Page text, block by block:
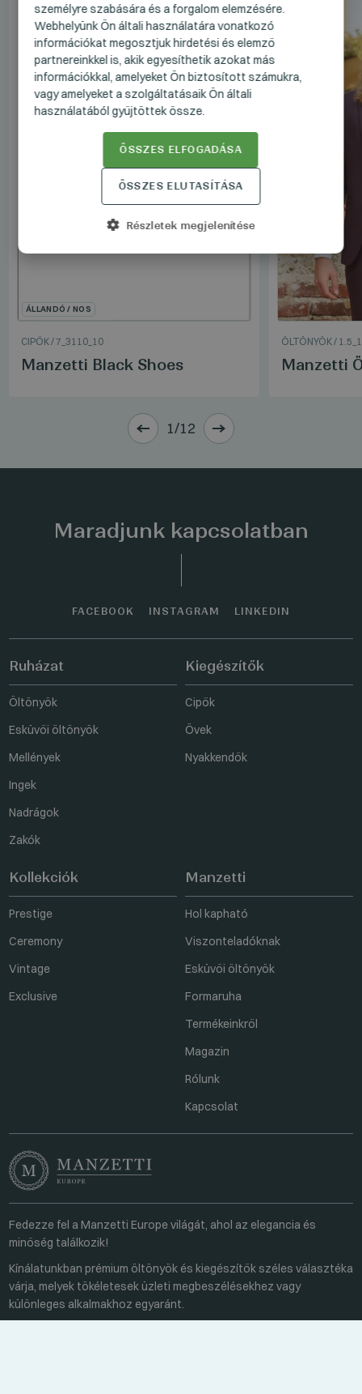
ÁLLANDÓ / NOS
CIPŐK/7_3110_10
Manzetti Black Shoes
ÖLTÖNYÖK/
Manzetti
1/12
Maradjunk kapcsolatban
FACEBOOK INSTAGRAM LINKEDIN
Ruházat
Öltönyök
Esküvői öltönyök
Mellények
Ingek
Nadrágok
Zakók
Kiegészítők
Cipők
Övek
Nyakkendők
Kollekciók
Prestige
Ceremony
Vintage
Exclusive
Manzetti
Hol kapható
Viszonteladóknak
Esküvői öltönyök
Formaruha
Termékeinkről
Magazin
Rólunk
Kapcsolat
Fedezze fel a Manzetti Europe világát, ahol az elegancia és
minőség találkozik!
Kínálatunkban prémium öltönyök és kiegészítők széles választéka
várja, melyek tökéletesek üzleti megbeszélésekhez vagy
különleges alkalmakhoz egyaránt.
GERMAN
ENGLISH
személyre szabására és a forgalom elemzésére.
Webhelyünk Ön általi használatára vonatkozó
információkat megosztjuk hirdetési és elemző
partnereinkkel is, akik egyesíthetik azokat más
információkkal, amelyeket Ön biztosított számukra,
vagy amelyeket a szolgáltatásaik Ön általi
használatából gyűjtöttek össze.
ÖSSZES ELFOGADÁSA
ÖSSZES ELUTASÍTÁSA
Részletek megjelenítése